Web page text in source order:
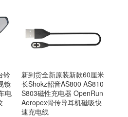
铃
镜
电
新到货全新原装新款60厘米
长Shokz韶音AS800 AS810
S803磁性充电器 OpenRun
Aeropex骨传导耳机磁吸快
速充电线